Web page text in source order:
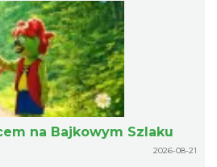
na Bajkowym Szlaku
2026-08-21